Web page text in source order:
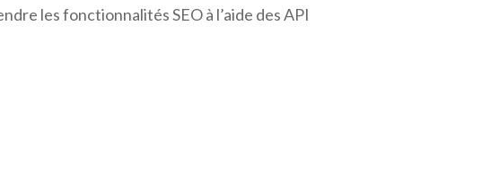
les fonctionnalités SEO à l’aide des API